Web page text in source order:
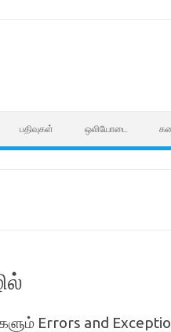
பதிவுகள் ஒலியோடை
Errors and